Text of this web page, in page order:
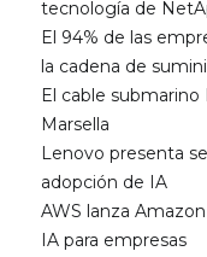
tecnología de
El 94% de las
la cadena de
El cable
Marsella
Lenovo presenta
adopción de IA
AWS lanza
IA para empresas